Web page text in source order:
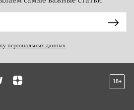
персональных данных
18+